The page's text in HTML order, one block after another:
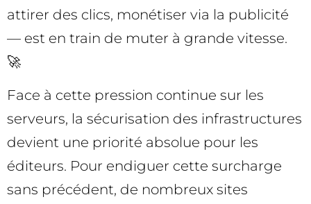
attirer des clics, monétiser via la publicité
— est en train de muter à grande vitesse.
🚀
Face à cette pression continue sur les
serveurs, la sécurisation des infrastructures
devient une priorité absolue pour les
éditeurs. Pour endiguer cette surcharge
sans précédent, de nombreux sites